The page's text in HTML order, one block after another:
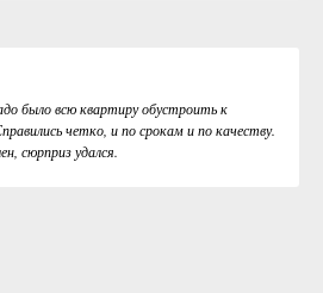
было всю квартиру обустроить к
четко, и по срокам и по качеству.
сюрприз удался.